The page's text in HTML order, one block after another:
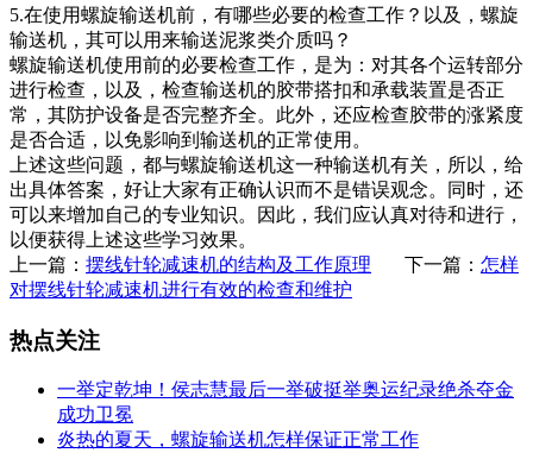
5.在使用螺旋输送机前，有哪些必要的检查工作？以及，螺旋
输送机，其可以用来输送泥浆类介质吗？
螺旋输送机使用前的必要检查工作，是为：对其各个运转部分
进行检查，以及，检查输送机的胶带搭扣和承载装置是否正
常，其防护设备是否完整齐全。此外，还应检查胶带的涨紧度
是否合适，以免影响到输送机的正常使用。
上述这些问题，都与螺旋输送机这一种输送机有关，所以，给
出具体答案，好让大家有正确认识而不是错误观念。同时，还
可以来增加自己的专业知识。因此，我们应认真对待和进行，
以便获得上述这些学习效果。
上一篇： 摆线针轮减速机的结构及工作原理 下一篇： 怎样
对摆线针轮减速机进行有效的检查和维护
热点关注
一举定乾坤！侯志慧最后一举破挺举奥运纪录绝杀夺金
成功卫冕
炎热的夏天，螺旋输送机怎样保证正常工作